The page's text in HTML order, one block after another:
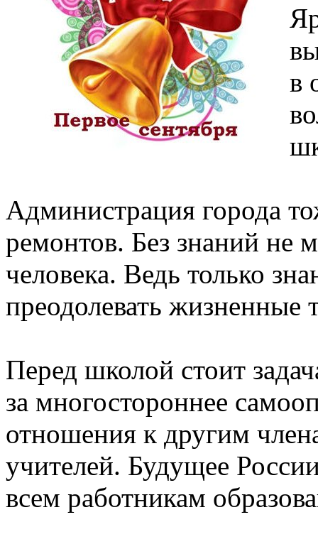
в
Администрация города
ремонтов. Без знаний не
человека. Ведь только
преодолевать жизненные
Перед школой стоит
за многостороннее
отношения к другим
учителей. Будущее
всем работникам